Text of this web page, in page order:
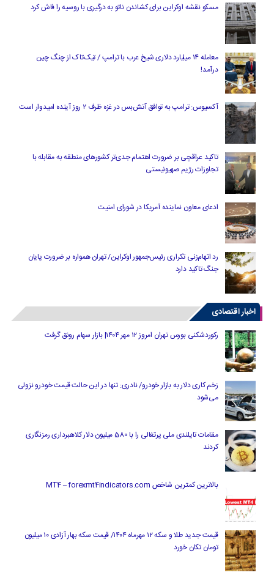
مسکو نقشه اوکراین برای کشاندن ناتو به درگیری با روسیه را فاش کرد
معامله ۱۴ میلیارد دلاری شیخ عرب با ترامپ / تیک‌تاک از چنگ چین
درآمد!
آکسیوس: ترامپ به توافق آتش‌بس در غزه ظرف ۲ روز آینده امیدوار است
تاکید عراقچی بر ضرورت اهتمام جدی‌تر کشورهای منطقه به مقابله با
تجاوزات رژیم صهیونیستی
ادعای معاون نماینده آمریکا در شورای امنیت
رد اتهام‌زنی تکراری رئیس‌جمهور اوکراین/ تهران همواره بر ضرورت پایان
جنگ تاکید دارد
اخبار اقتصادی
رکوردشکنی بورس تهران امروز ۱۲ مهر ۱۴۰۴| بازار سهام رونق گرفت
زخم کاری دلار به بازار خودرو/ نادری: تنها در این حالت قیمت خودرو نزولی
می‌شود
مقامات تایلندی ملی پرتغالی را با 580 میلیون دلار کلاهبرداری رمزنگاری
کردند
بالاترین کمترین شاخص MT4 – forexmt4indicators.com
قیمت جدید طلا و سکه ۱۲ مهرماه ۱۴۰۴/ قیمت سکه بهار آزادی ۱۰ میلیون
تومان تکان خورد